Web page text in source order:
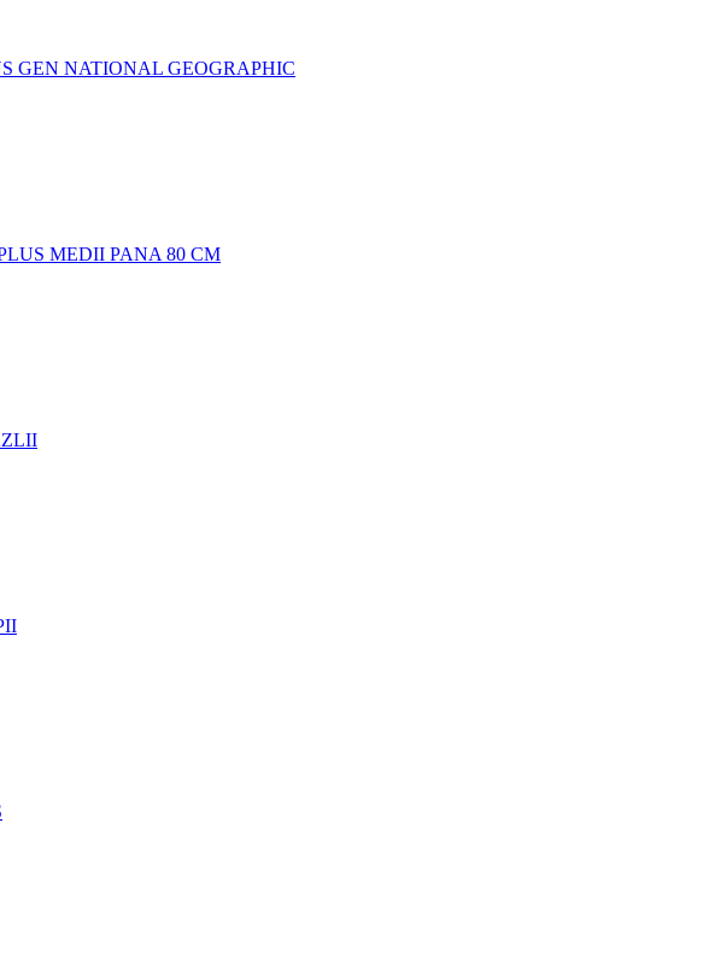
GEN NATIONAL GEOGRAPHIC
MEDII PANA 80 CM